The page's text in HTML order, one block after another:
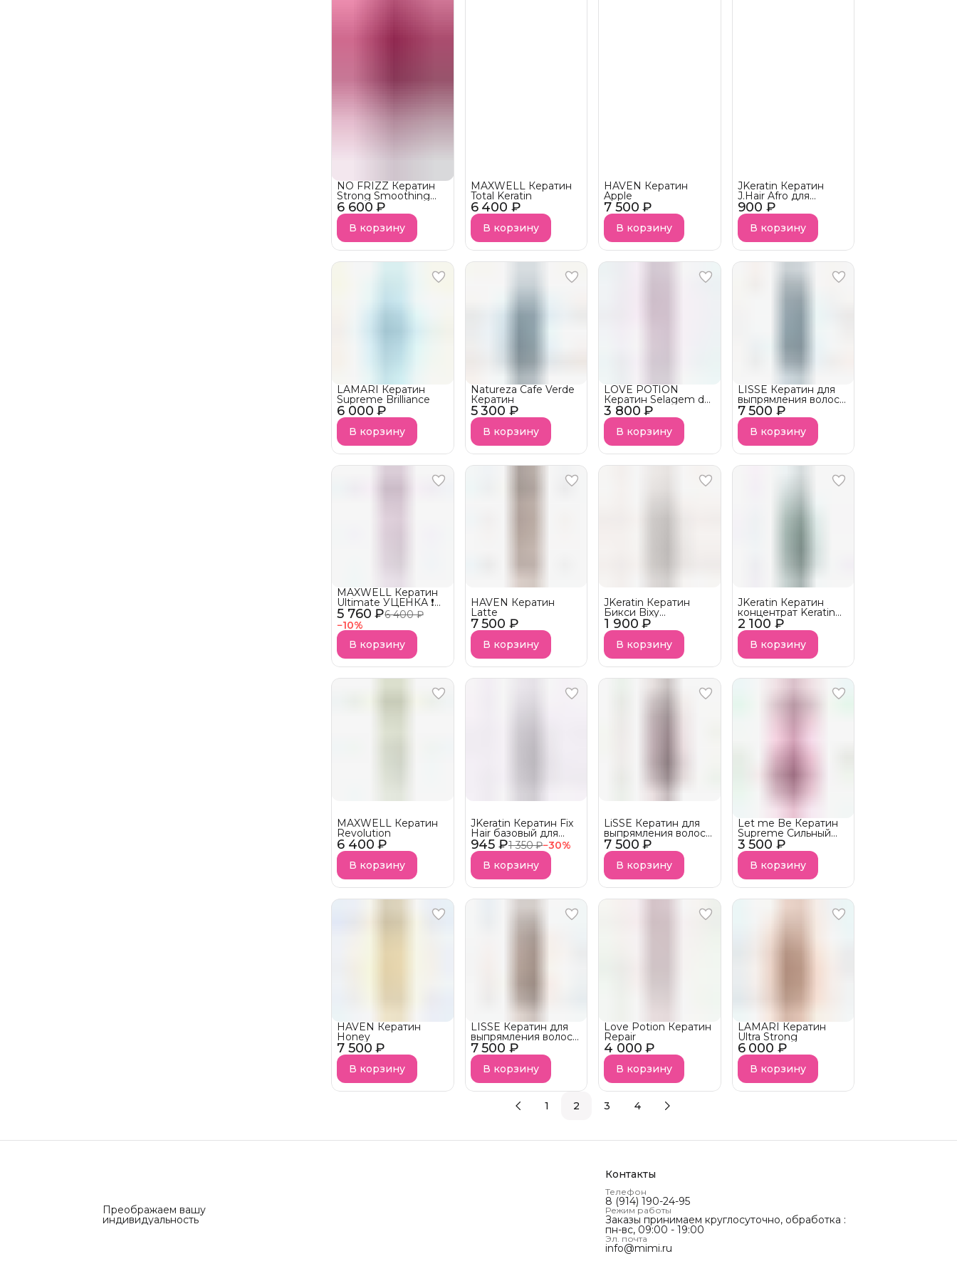
6 600 ₽
NO FRIZZ Кератин
Strong Smoothing
System (Аналог
Limba Power)
В корзину
6 400 ₽
MAXWELL Кератин
Total Keratin
В корзину
7 500 ₽
HAVEN Кератин
Apple
В корзину
900 ₽
JKeratin Кератин
J.Hair Afro для
выпрямления
жёстких кудрявых
волос
В корзину
6 000 ₽
LAMARI Кератин
Supreme Brilliance
В корзину
5 300 ₽
Natureza Cafe Verde
Кератин
В корзину
3 800 ₽
LOVE POTION
Кератин Selagem de
Acai
В корзину
7 500 ₽
LISSE Кератин для
выпрямления волос
POWER STRAIGHT
В корзину
5 760 ₽6 400 ₽
−10%
MAXWELL Кератин
Ultimate УЦЕНКА ❗️
по срокам годности
В корзину
7 500 ₽
HAVEN Кератин
Latte
В корзину
1 900 ₽
JKeratin Кератин
Бикси Bixy
BOTOHAIR 2 в 1
В корзину
2 100 ₽
JKeratin Кератин
концентрат Keratin
Shine для всех типов
волос
В корзину
6 400 ₽
MAXWELL Кератин
Revolution
В корзину
945 ₽1 350 ₽−30%
JKeratin Кератин Fix
Hair базовый для
выпрямления волос
АКЦИЯ!
В корзину
7 500 ₽
LiSSE Кератин для
выпрямления волос
ABSOLUTE GLOSS
В корзину
3 500 ₽
Let me Be Кератин
Supreme Сильный
для выпрямления
волос
В корзину
7 500 ₽
HAVEN Кератин
Honey
В корзину
7 500 ₽
LISSE Кератин для
выпрямления волос
COCOA SILK FLOW
В корзину
4 000 ₽
Love Potion Кератин
Repair
В корзину
6 000 ₽
LAMARI Кератин
Ultra Strong
В корзину
1 2 3 4
Преображаем вашу
индивидуальность
Контакты
Телефон
8 (914) 190-24-95
Режим работы
Заказы принимаем круглосуточно, обработка :
пн-вс, 09:00 - 19:00
Эл. почта
info@mimi.ru